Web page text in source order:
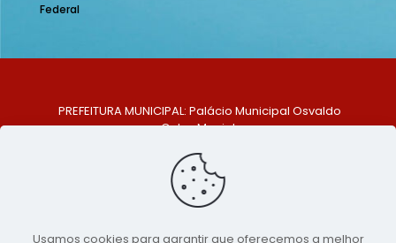
Federal
PREFEITURA MUNICIPAL: Palácio Municipal Osvaldo
Celso Maciel
Centro, São Bento do Una - PE. CEP: 553370-128
TELEFONE: (81) 99548-1569
E-MAIL: ouvidoria@saobentodouna.pe.gov.br
Usamos cookies para garantir que oferecemos a melhor